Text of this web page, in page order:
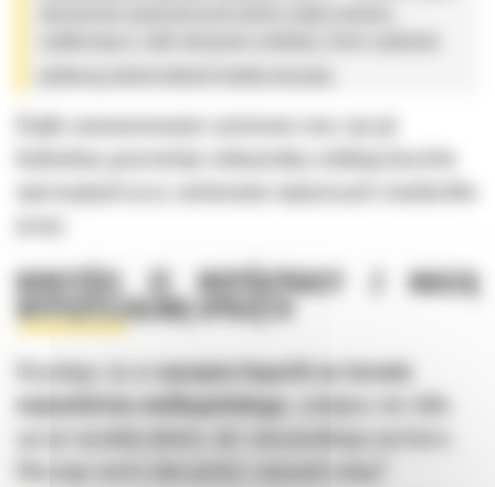
Dzięki zaawansowanym systemom nasz sprzęt
budowlany gwarantuje maksymalną redukcję kosztów
operacyjnych przy zachowaniu najwyższych standardów
pracy.
KORZYŚCI ZE WSPÓŁPRACY Z NASZĄ
WYPOŻYCZALNIĄ SPRZĘTU
Decydując się nawynajem koparki na terenie
województwa wielkopolskiego , zyskujesz nie tylko
sprzęt wysokiej jakości, ale i niezawodnego partnera.
Dlaczego warto skorzystać z naszych usług?